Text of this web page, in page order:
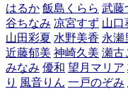
はるか 飯島くらら 武藤
谷ちなみ 凉宮すず 山口
山田彩夏 水野美香 永瀬
近藤郁美 神崎久美 瀬古
みなみ 優和 望月マリア
り 風音りん 一戸のぞみ